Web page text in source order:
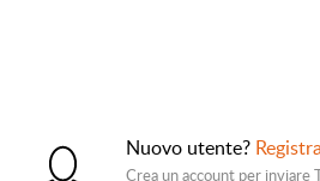
Nuovo utente?
Crea un account per